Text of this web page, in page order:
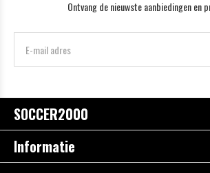
Ontvang de nieuwste aanbiedingen en
SOCCER2000
Informatie